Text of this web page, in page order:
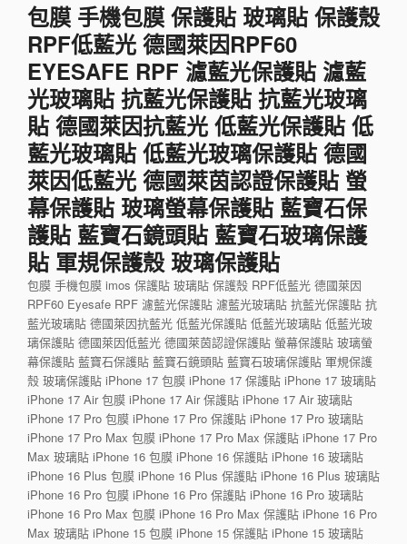
包膜 手機包膜 保護貼 玻璃貼 保護殼
RPF低藍光 德國萊因RPF60
EYESAFE RPF 濾藍光保護貼 濾藍
光玻璃貼 抗藍光保護貼 抗藍光玻璃
貼 德國萊因抗藍光 低藍光保護貼 低
藍光玻璃貼 低藍光玻璃保護貼 德國
萊因低藍光 德國萊茵認證保護貼 螢
幕保護貼 玻璃螢幕保護貼 藍寶石保
護貼 藍寶石鏡頭貼 藍寶石玻璃保護
貼 軍規保護殼 玻璃保護貼
包膜 手機包膜 imos 保護貼 玻璃貼 保護殼 RPF低藍光 德國萊因
RPF60 Eyesafe RPF 濾藍光保護貼 濾藍光玻璃貼 抗藍光保護貼 抗
藍光玻璃貼 德國萊因抗藍光 低藍光保護貼 低藍光玻璃貼 低藍光玻
璃保護貼 德國萊因低藍光 德國萊茵認證保護貼 螢幕保護貼 玻璃螢
幕保護貼 藍寶石保護貼 藍寶石鏡頭貼 藍寶石玻璃保護貼 軍規保護
殼 玻璃保護貼 iPhone 17 包膜 iPhone 17 保護貼 iPhone 17 玻璃貼
iPhone 17 Air 包膜 iPhone 17 Air 保護貼 iPhone 17 Air 玻璃貼
iPhone 17 Pro 包膜 iPhone 17 Pro 保護貼 iPhone 17 Pro 玻璃貼
iPhone 17 Pro Max 包膜 iPhone 17 Pro Max 保護貼 iPhone 17 Pro
Max 玻璃貼 iPhone 16 包膜 iPhone 16 保護貼 iPhone 16 玻璃貼
iPhone 16 Plus 包膜 iPhone 16 Plus 保護貼 iPhone 16 Plus 玻璃貼
iPhone 16 Pro 包膜 iPhone 16 Pro 保護貼 iPhone 16 Pro 玻璃貼
iPhone 16 Pro Max 包膜 iPhone 16 Pro Max 保護貼 iPhone 16 Pro
Max 玻璃貼 iPhone 15 包膜 iPhone 15 保護貼 iPhone 15 玻璃貼